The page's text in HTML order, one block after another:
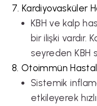
7. Kardiyovasküler
KBH ve kalp
bir ilişki vardır.
seyreden KBH
8. Otoimmün
Sistemik
etkileyerek